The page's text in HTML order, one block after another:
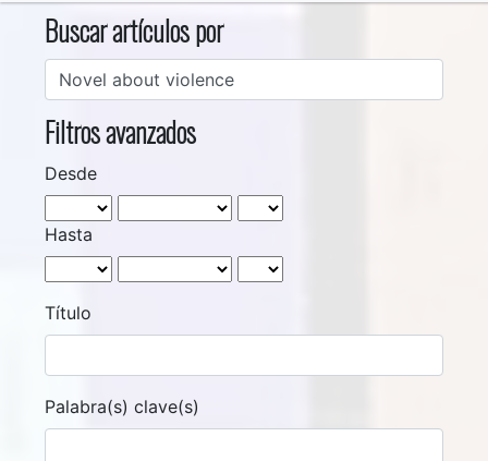
Buscar artículos por
Filtros avanzados
Desde
Hasta
Título
Palabra(s) clave(s)